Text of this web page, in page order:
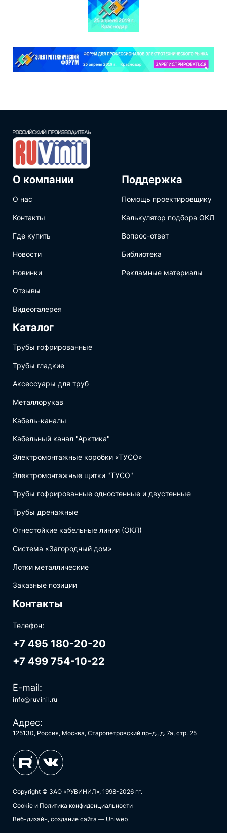
О компании
О нас
Контакты
Где купить
Новости
Новинки
Отзывы
Видеогалерея
Поддержка
Помощь проектировщику
Калькулятор подбора ОКЛ
Вопрос-ответ
Библиотека
Рекламные материалы
Каталог
Трубы гофрированные
Трубы гладкие
Аксессуары для труб
Металлорукав
Кабель-каналы
Кабельный канал "Арктика"
Электромонтажные коробки «ТУСО»
Электромонтажные щитки "ТУСО"
Трубы гофрированные одностенные и двустенные
Трубы дренажные
Огнестойкие кабельные линии (ОКЛ)
Система «Загородный дом»
Лотки металлические
Заказные позиции
Контакты
Телефон:
+7 495 180-20-20
+7 499 754-10-22
E-mail:
info@ruvinil.ru
Адрес:
125130, Россия, Москва, Старопетровский пр-д., д. 7а, стр. 25
Copyright © ЗАО «РУВИНИЛ», 1998-2026 гг.
Cookie и Политика конфиденциальности
Веб-дизайн, создание сайта — Uniweb